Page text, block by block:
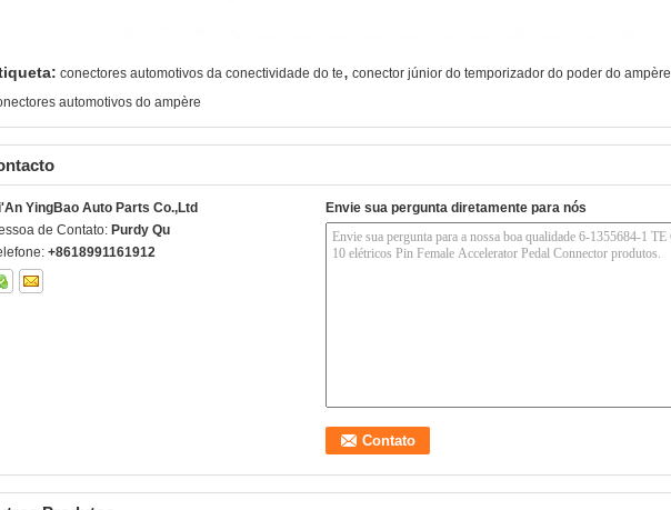
conectores automotivos da conectividade do te, conector júnior do temporizador do poder do ampère
automotivos do ampère
YingBao Auto Parts Co.,Ltd
de Contato: Purdy Qu
+8618991161912
Envie sua pergunta diretamente para nós